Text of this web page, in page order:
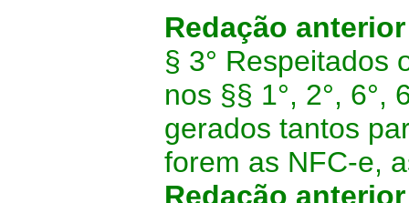
Redação
§ 3° Respeitados
nos §§ 1°, 2°, 6°,
gerados tantos
forem as NFC-e,
Redação